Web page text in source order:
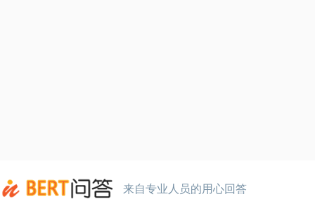
来自专业人员的用心回答